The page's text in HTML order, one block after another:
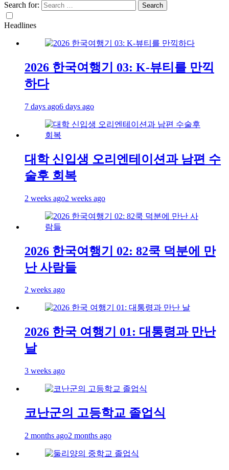
Search for:
Headlines
2026 한국여행기 03: K-뷰티를 만끽
하다
7 days ago6 days ago
대학 신입생 오리엔테이션과 남편 수
술후 회복
2 weeks ago2 weeks ago
2026 한국여행기 02: 82쿡 덕분에 만
난 사람들
2 weeks ago
2026 한국 여행기 01: 대통령과 만난
날
3 weeks ago
코난군의 고등학교 졸업식
2 months ago2 months ago